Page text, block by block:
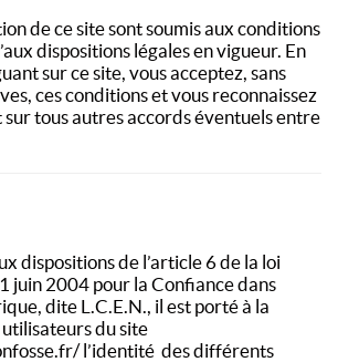
de ce site sont soumis aux conditions
dispositions légales en vigueur. En
sur ce site, vous acceptez, sans
ces conditions et vous reconnaissez
sur tous autres accords éventuels entre
dispositions de l’article 6 de la loi
juin 2004 pour la Confiance dans
dite L.C.E.N., il est porté à la
du site
l’identité des différents